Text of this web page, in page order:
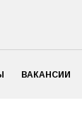
ВАКАНСИИ